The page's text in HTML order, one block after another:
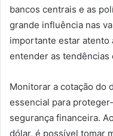
bancos centrais e as
grande influência nas
importante estar atento
entender as tendências
Monitorar a cotação do
essencial para
segurança financeira.
dólar, é possível tomar